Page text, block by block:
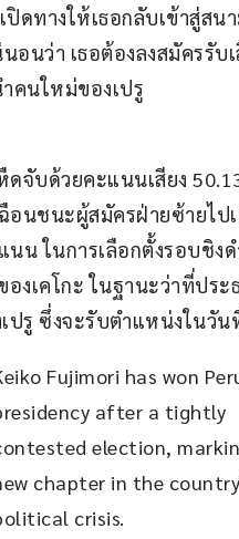
ปิดทางให้เธอกลับเข้าสู่สน
อนว่า เธอต้องลงสมัครรับ
คนใหม่ของเปรู
จับด้วยคะแนนเสียง
อนชนะผู้สมัครฝ่ายซ้ายไป
นน ในการเลือกตั้งรอบชิง
องเคโกะ ในฐานะว่าที่ปร
ปรู ซึ่งจะรับตำแหน่งในวัน
Fujimori has won
after a tightly
election,
chapter in the
crisis.